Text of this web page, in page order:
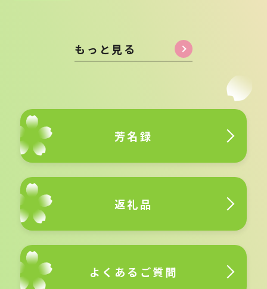
もっと見る
芳名録
返礼品
よくあるご質問